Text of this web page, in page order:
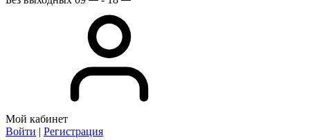
Мой кабинет
Войти | Регистрация